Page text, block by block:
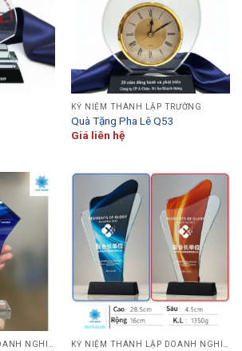
KỶ NIỆM THÀNH LẬP TRƯỜNG
Quà Tặng Pha Lê Q53
Giá liên hệ